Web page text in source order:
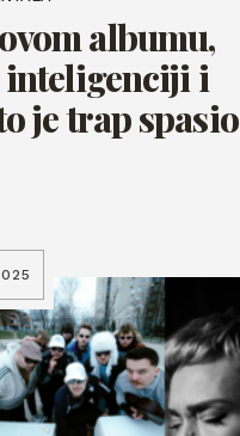
albumu,
i
je trap spasio